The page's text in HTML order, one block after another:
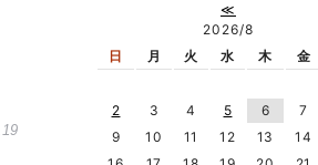
≪
2026/8
日
月 火 水 木 金
2
3 4 5 6 7
9
10 11 12 13 14